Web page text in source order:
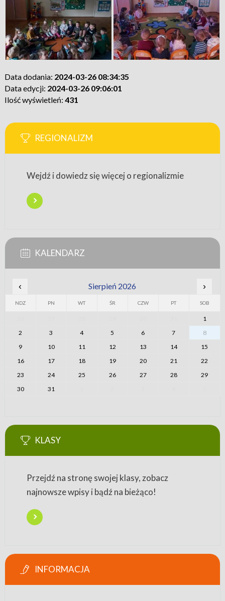
Data dodania: 2024-03-26 08:34:35
Data edycji: 2024-03-26 09:06:01
Ilość wyświetleń: 431
REGIONALIZM
Wejdź i dowiedz się więcej o regionalizmie
KALENDARZ
‹ Sierpień 2026 ›
NDZ PN WT ŚR CZW PT SOB
1
2
3 4 5 6 7
8
9
10 11 12 13 14
15
16
17 18 19 20 21
22
23
24 25 26 27 28
29
30
31
KLASY
Przejdź na stronę swojej klasy, zobacz
najnowsze wpisy i bądź na bieżąco!
INFORMACJA